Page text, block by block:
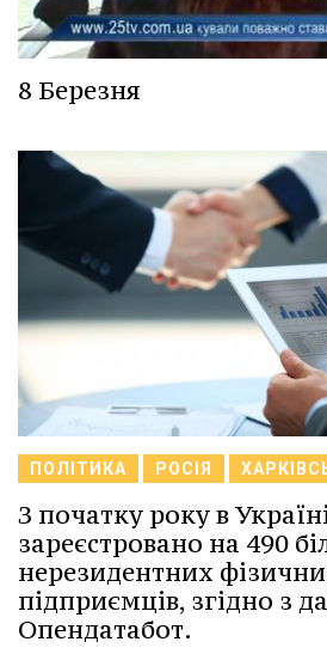
8 Березня
ПОЛІТИКА РОСІЯ
З початку року в
зареєстровано на 490
нерезидентних
підприємців, згідно з
Опендатабот.